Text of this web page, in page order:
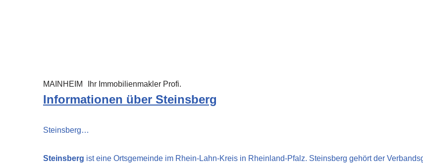
MAINHEIM Ihr Immobilienmakler Profi.
Informationen über Steinsberg
Steinsberg…
Steinsberg ist eine Ortsgemeinde im Rhein-Lahn-Kreis in Rheinland-Pfalz. Steinsberg gehört der